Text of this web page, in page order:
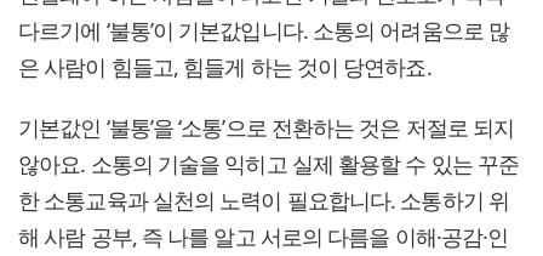
다르기에 ‘불통’이 기본값입니다. 소통의 어려움으로 많
은 사람이 힘들고, 힘들게 하는 것이 당연하죠.
기본값인 ‘불통’을 ‘소통’으로 전환하는 것은 저절로 되지
않아요. 소통의 기술을 익히고 실제 활용할 수 있는 꾸준
한 소통교육과 실천의 노력이 필요합니다. 소통하기 위
해 사람 공부, 즉 나를 알고 서로의 다름을 이해·공감·인